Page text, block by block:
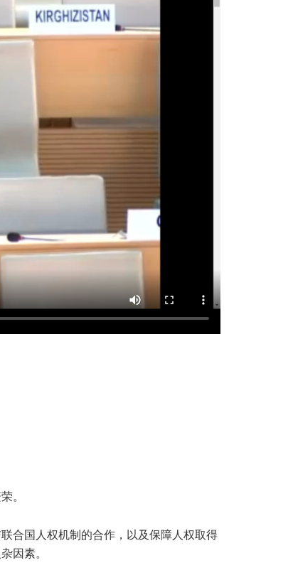
。
合国人权机制的合作，以及保障人权取得
因素。